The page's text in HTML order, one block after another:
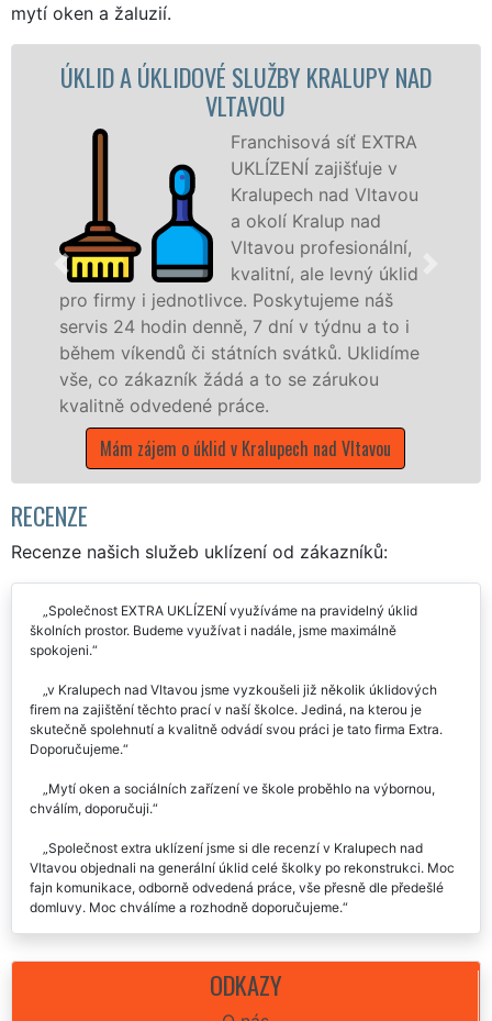
mytí oken a žaluzií.
SLUŽBY KRALUPY NAD
Franchisová síť EXTRA
UKLÍZENÍ zajišťuje v
Kralupech nad Vltavou
a okolí Kralup nad
Vltavou profesionální,
kvalitní, ale levný úklid
Poskytujeme náš
denně, 7 dní v týdnu a to i
či státních svátků. Uklidíme
žádá a to se zárukou
práce.
o úklid v Kralupech nad Vltavou
ÚKLIDOVÁ
služby
společnosti,
v celém
RECENZE
Recenze našich služeb uklízení od zákazníků:
Společnost EXTRA UKLÍZENÍ využíváme na pravidelný úklid
školních prostor. Budeme využívat i nadále, jsme maximálně
spokojeni.
v Kralupech nad Vltavou jsme vyzkoušeli již několik úklidových
firem na zajištění těchto prací v naší školce. Jediná, na kterou je
skutečně spolehnutí a kvalitně odvádí svou práci je tato firma Extra.
Doporučujeme.
Mytí oken a sociálních zařízení ve škole proběhlo na výbornou,
chválím, doporučuji.
Společnost extra uklízení jsme si dle recenzí v Kralupech nad
Vltavou objednali na generální úklid celé školky po rekonstrukci. Moc
fajn komunikace, odborně odvedená práce, vše přesně dle předešlé
domluvy. Moc chválíme a rozhodně doporučujeme.
kvalitně odvádí svoji práci, jsou spolehliví a pracovití.
ODKAZY